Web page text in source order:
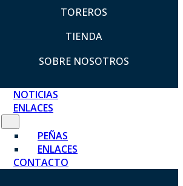
TOREROS
TIENDA
SOBRE NOSOTROS
NOTICIAS
ENLACES
PEÑAS
ENLACES
CONTACTO